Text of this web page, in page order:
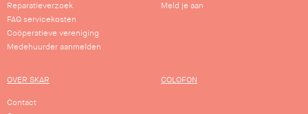
Reparatieverzoek
FAQ servicekosten
Coöperatieve vereniging
Medehuurder aanmelden
Meld je aan
OVER SKAR
Contact
COLOFON